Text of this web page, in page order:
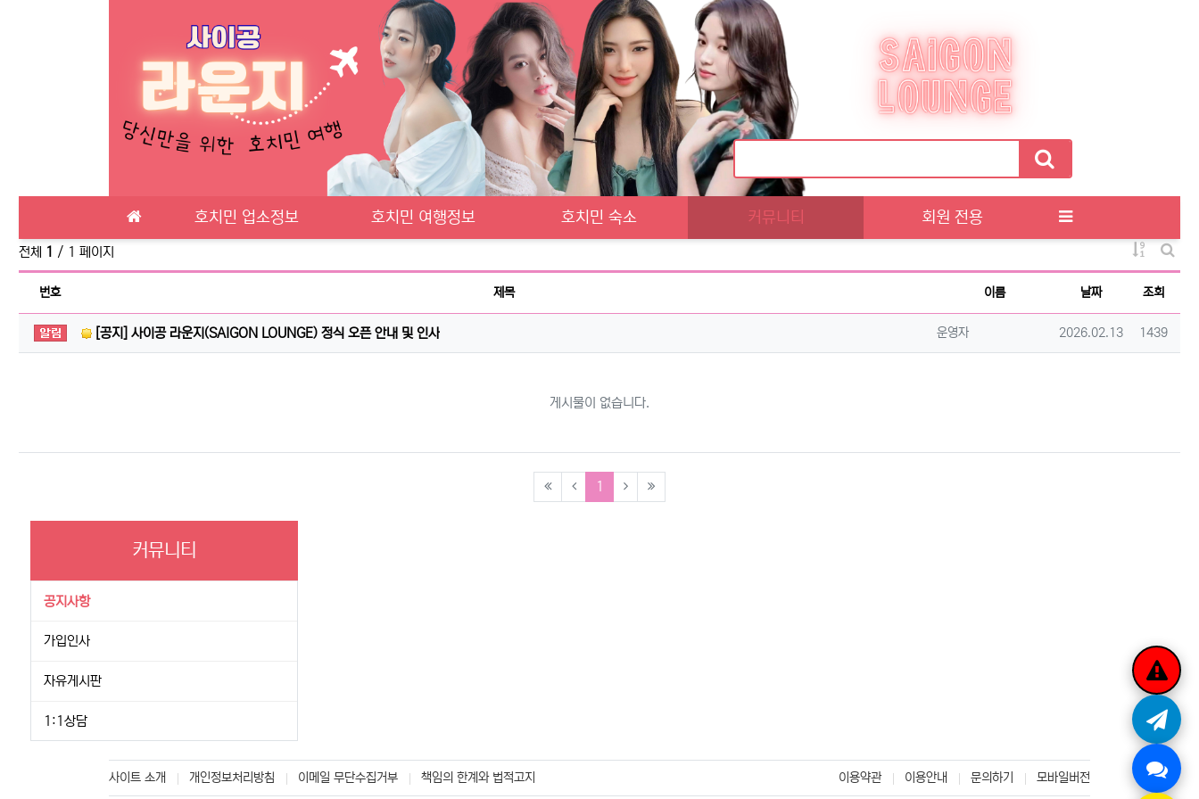
호치민 업소정보 호치민 여행정보 호치민 숙소 커뮤니티 회원 전용
전체 1 / 1 페이지
게시물 정
게시
번호
제목 이름 날짜 조회
공지사항[공지] 사이공 라운지(SAIGON LOUNGE) 정식 오픈 안내 및 인사 등록자
운영자 등록일
2026.02.13 조회
1439
게시물이 없습니다.
1 (current)
커뮤니티
공지사항
가입인사
자유게시판
1:1상담
사이트 소개 개인정보처리방침 이메일 무단수집거부 책임의 한계와 법적고지 이용약관 이용안내 문의하기 모바일버전